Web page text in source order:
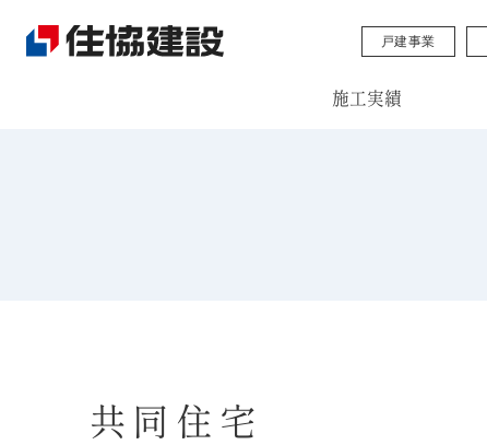
戸建事業
施工実績
共同住宅